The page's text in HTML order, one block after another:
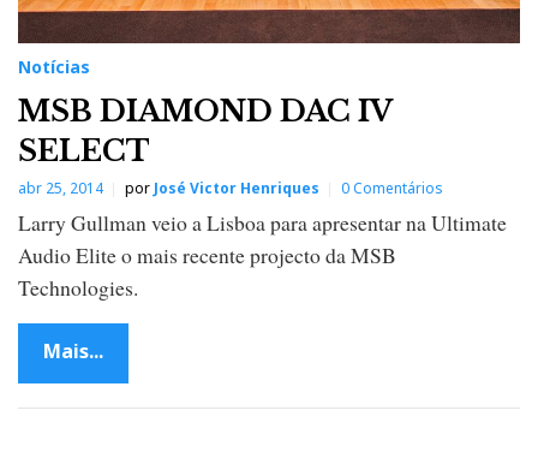
Notícias
MSB DIAMOND DAC IV
SELECT
abr 25, 2014 por José Victor Henriques 0 Comentários
Larry Gullman veio a Lisboa para apresentar na Ultimate
Audio Elite o mais recente projecto da MSB
Technologies.
Mais...